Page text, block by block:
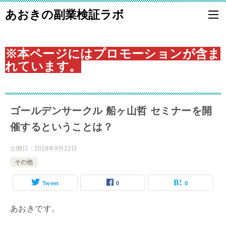
あおきの副業検証ラボ
※本ページにはプロモーションが含ま
れています。
ゴールデンサークル 船ヶ山哲 セミナーを開
催するということは？
公開日： 2018年9月22日
その他
Tweet 0 0
あおきです。